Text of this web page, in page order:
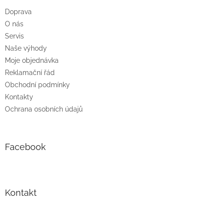
Doprava
O nás
Servis
Naše výhody
Moje objednávka
Reklamační řád
Obchodní podmínky
Kontakty
Ochrana osobních údajů
Facebook
Kontakt